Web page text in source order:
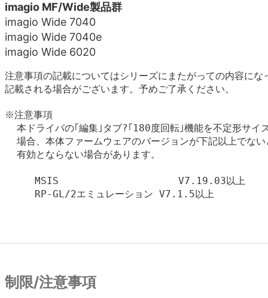
imagio MF/Wide製品群
imagio Wide 7040
imagio Wide 7040e
imagio Wide 6020
注意事項の記載についてはシリーズにまたがっての内容に
記載される場合がございます。予めご了承ください。
※注意事項
本ドライバの｢編集｣タブ?｢180度回転｣機能を不定形サイ
場合、本体ファームウェアのバージョンが下記以上でない
  有効とならない場合があります。
     MSIS                    V7.19.03以上
     RP-GL/2エミュレーション V7.1.5以上
制限/注意事項